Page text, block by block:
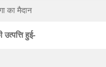
का मैदान
उत्पत्ति हुई-